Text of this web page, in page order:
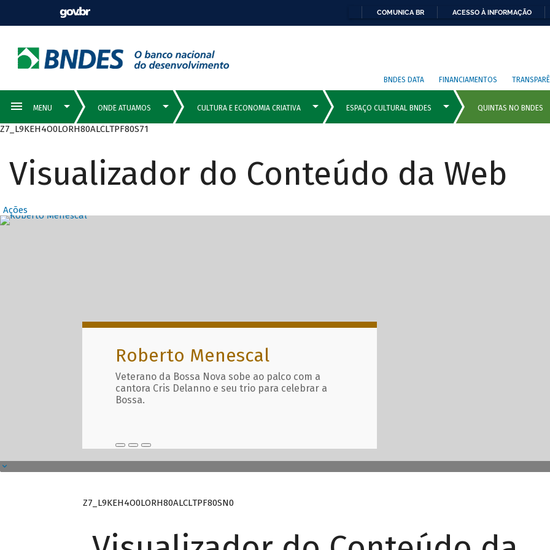
COMUNICA BR ACESSO À INFORMAÇÃO
BNDES DATA FINANCIAMENTOS
Z7_L9KEH4O0LORH80ALCLTPF80S71
Visualizador do Conteúdo da Web
Ações
Destaques Principais com
Roberto Menescal
Veterano da Bossa Nova sobe ao palco com a
cantora Cris Delanno e seu trio para celebrar a
Bossa.
Z7_L9KEH4O0LORH80ALCLTPF80SN0